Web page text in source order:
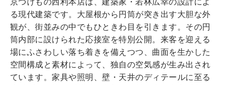
京つけもの西利本店は、建築家・若林広幸の設計によ
る現代建築です。大屋根から円筒が突き出す大胆な外
観が、街並みの中でもひときわ目を引きます。その円
筒内部に設けられた応接室を特別公開。来客を迎える
場にふさわしい落ち着きを備えつつ、曲面を生かした
空間構成と素材によって、独自の空気感が生み出され
ています。家具や照明、壁・天井のディテールに至る